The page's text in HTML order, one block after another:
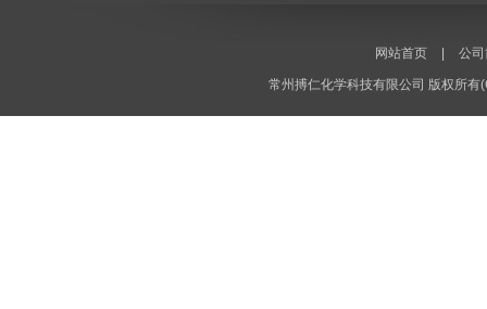
网站首页 公
常州搏仁化学科技有限公司 版权所有